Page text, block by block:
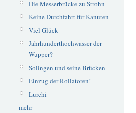
Die Messerbrücke zu Strohn
Keine Durchfahrt für Kanuten
Viel Glück
Jahrhunderthochwasser der
Wupper?
Solingen und seine Brücken
Einzug der Rollatoren!
Lurchi
mehr